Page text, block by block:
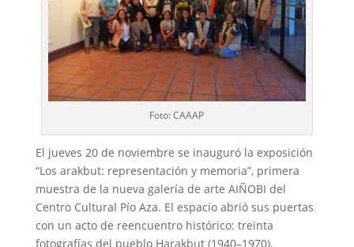
Foto: CAAAP
El jueves 20 de noviembre se inauguró la exposición
“Los arakbut: representación y memoria”, primera
muestra de la nueva galería de arte AIÑOBI del
Centro Cultural Pío Aza. El espacio abrió sus puertas
con un acto de reencuentro histórico: treinta
fotografías del pueblo Harakbut (1940–1970),